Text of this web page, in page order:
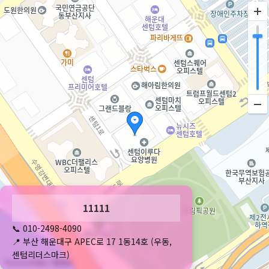
11111
📞 010-2498-4090
📍 부산 해운대구 APEC로 17 1동14호 (우동,
센텀리더스마크)